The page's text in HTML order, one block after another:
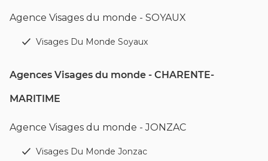
Agence Visages du monde - SOYAUX
Visages Du Monde Soyaux
Agences Visages du monde - CHARENTE-
MARITIME
Agence Visages du monde - JONZAC
Visages Du Monde Jonzac